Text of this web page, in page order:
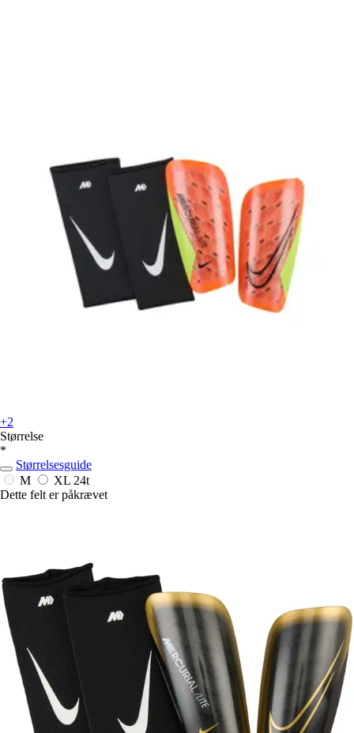
+2
Størrelse
*
Størrelsesguide
M
XL 24t
Dette felt er påkrævet